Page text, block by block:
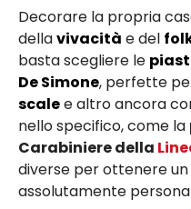
Decorare la propria
dellavivacità e del
basta scegliere le
De Simone, perfette
scalee altro ancora
nello specifico, come la
Carabiniere della
diverse per ottenere
assolutamente